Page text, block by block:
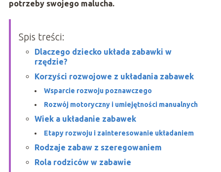
potrzeby swojego malucha.
Spis treści:
Dlaczego dziecko układa zabawki w
rzędzie?
Korzyści rozwojowe z układania zabawek
Wsparcie rozwoju poznawczego
Rozwój motoryczny i umiejętności manualnych
Wiek a układanie zabawek
Etapy rozwoju i zainteresowanie układaniem
Rodzaje zabaw z szeregowaniem
Rola rodziców w zabawie